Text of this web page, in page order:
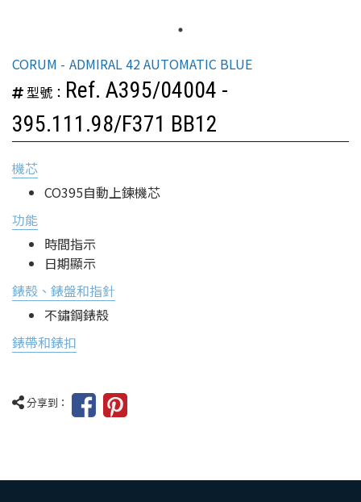
CORUM
ADMIRAL 42 AUTOMATIC BLUE
型號： Ref. A395/04004 -
395.111.98/F371 BB12
機芯
CO395自動上鍊機芯
功能
時間指示
日期顯示
錶殼、錶盤和指針
不鏽鋼錶殼
錶帶和錶扣
分享到：